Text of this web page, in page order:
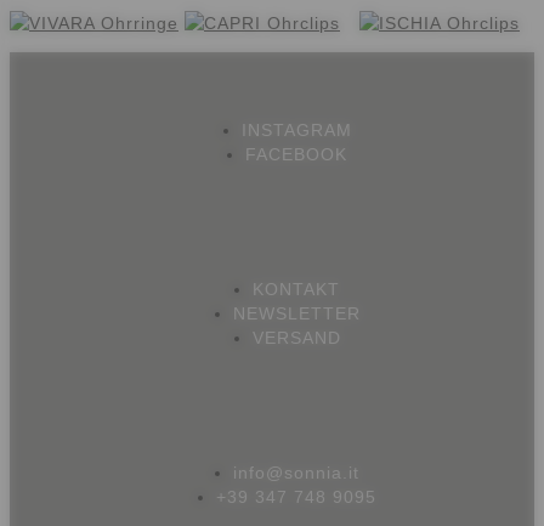
INSTAGRAM
FACEBOOK
KONTAKT
NEWSLETTER
VERSAND
info@sonnia.it
+39 347 748 9095